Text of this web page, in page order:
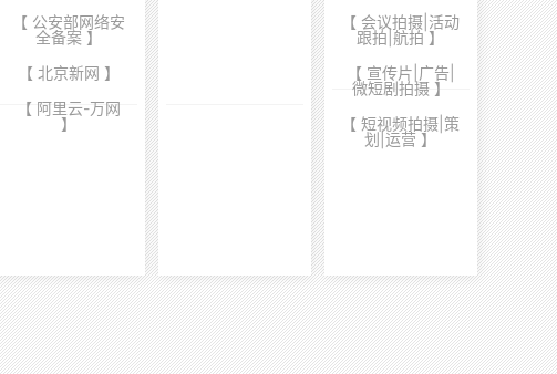
【 公安部网络安
全备案 】
【 北京新网 】
【 阿里云-万网
】
【 会议拍摄|活动
跟拍|航拍 】
【 宣传片|广告|
微短剧拍摄 】
【 短视频拍摄|策
划|运营 】